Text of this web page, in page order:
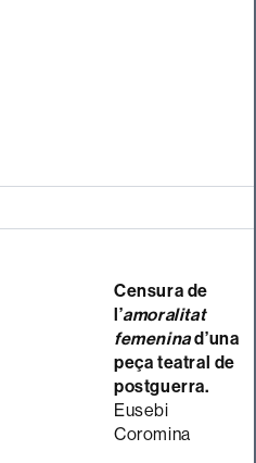
Censura de
l’amoralitat
femeninad’una
peça teatral de
postguerra.
Eusebi
Coromina